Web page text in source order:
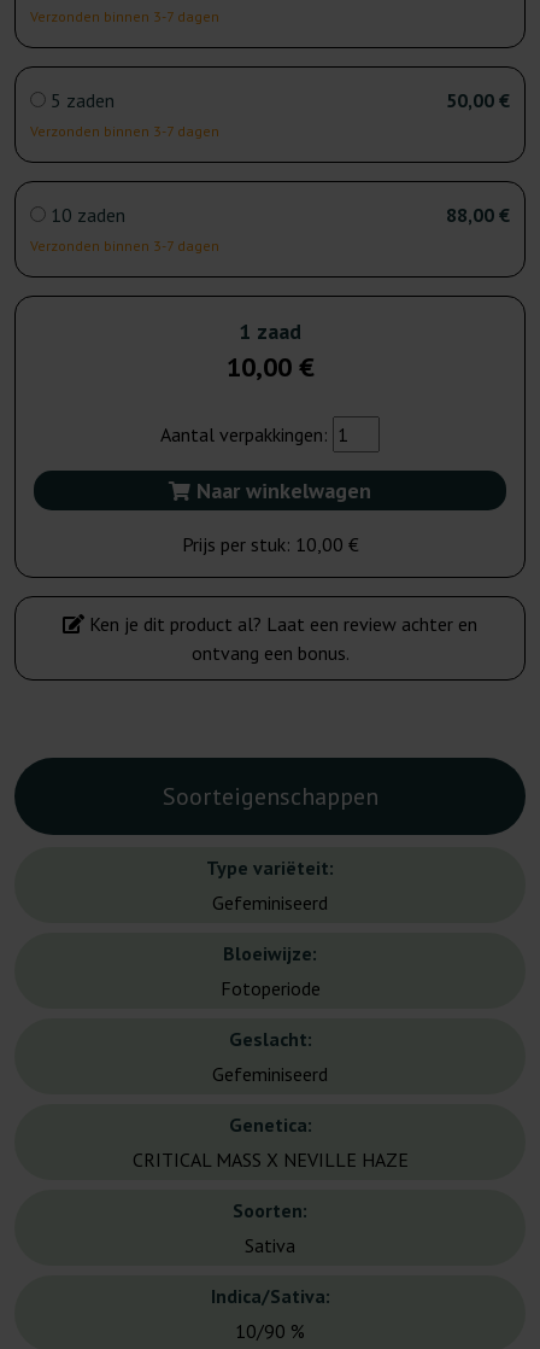
Verzonden binnen 3-7 dagen
5 zaden
Verzonden binnen 3-7 dagen
50,00 €
10 zaden
Verzonden binnen 3-7 dagen
88,00 €
1 zaad
10,00 €
Aantal verpakkingen:
Naar winkelwagen
Prijs per stuk: 10,00 €
Ken je dit product al? Laat een review achter en
ontvang een bonus.
Soorteigenschappen
Type variëteit:
Gefeminiseerd
Bloeiwijze:
Fotoperiode
Geslacht:
Gefeminiseerd
Genetica:
CRITICAL MASS X NEVILLE HAZE
Soorten:
Sativa
Indica/Sativa:
10/90 %